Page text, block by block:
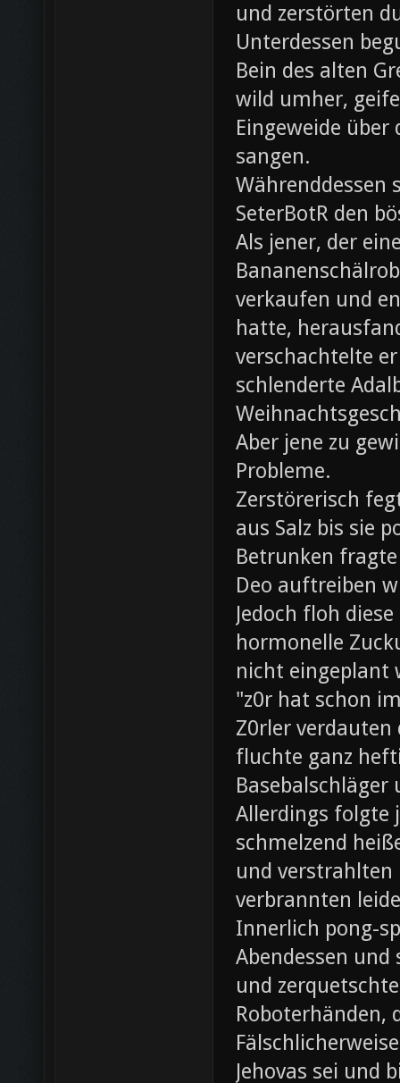
und zerstörten
Unterdessen
Bein des alten
wild umher,
Eingeweide
sangen.
Währenddessen
SeterBotR den
Als jener, der
verkaufen und
hatte,
verschachtelte
schlenderte
Aber jene zu
Probleme.
Zerstörerisch
aus Salz bis sie
Betrunken
Deo auftreiben
Jedoch floh
hormonelle
nicht eingeplant
"z0r hat schon
Z0rler
fluchte ganz
Allerdings folgte
schmelzend
und verstrahlten
verbrannten
Innerlich pong-
Abendessen
und
Roboterhänden,
Jehovas sei und